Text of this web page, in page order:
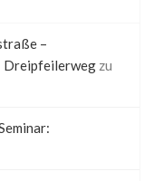
–
Dreipfeilerweg zu